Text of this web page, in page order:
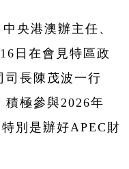
央港澳辦主任、
日在會見特區政
司長陳茂波一行
積極參與2026年
別是辦好APEC財